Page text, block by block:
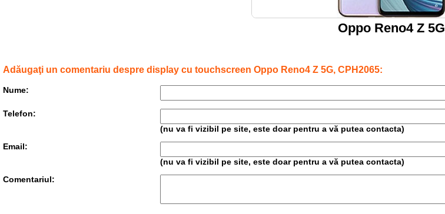
Oppo Reno4 Z 5G
Adăugaţi un comentariu despre display cu touchscreen Oppo Reno4 Z 5G, CPH2065:
Nume:
Telefon:
(nu va fi vizibil pe site, este doar pentru a vă putea contacta)
Email:
(nu va fi vizibil pe site, este doar pentru a vă putea contacta)
Comentariul: